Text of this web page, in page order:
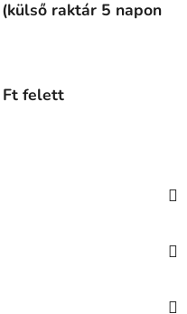
raktár 5 napon
Ft felett